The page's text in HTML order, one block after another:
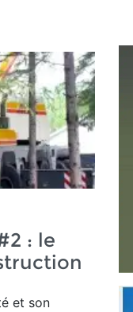
: le
et son